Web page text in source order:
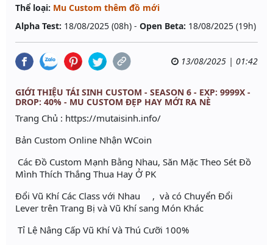
Thể loại: Mu Custom thêm đồ mới
Alpha Test: 18/08/2025 (08h) - Open Beta: 18/08/2025 (19h)
13/08/2025 | 01:42
GIỚI THIỆU TÁI SINH CUSTOM - SEASON 6 - EXP: 9999X -
DROP: 40% - MU CUSTOM ĐẸP HAY MỚI RA NÈ
Trang Chủ : https://mutaisinh.info/
Bản Custom Online Nhận WCoin
Các Đồ Custom Mạnh Bằng Nhau, Săn Mặc Theo Sét Đồ
Mình Thích Thắng Thua Hay Ở PK
Đổi Vũ Khí Các Class với Nhau , và có Chuyển Đổi
Lever trên Trang Bị và Vũ Khí sang Món Khác
Tỉ Lệ Nâng Cấp Vũ Khí Và Thú Cưỡi 100%